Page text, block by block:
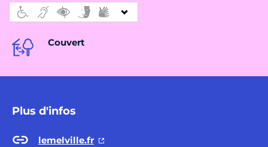
Couvert
Plus d'infos
lemelville.fr